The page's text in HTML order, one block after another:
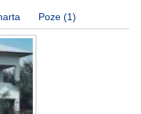
Poze (1)